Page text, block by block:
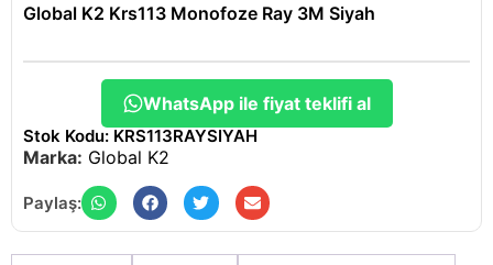
Global K2 Krs113 Monofoze Ray 3M Siyah
WhatsApp ile fiyat teklifi al
Stok Kodu: KRS113RAYSIYAH
Marka: Global K2
Paylaş: